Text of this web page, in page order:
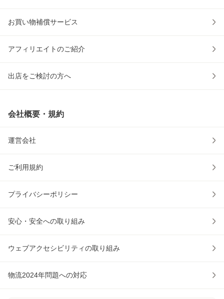
お買い物補償サービス
アフィリエイトのご紹介
出店をご検討の方へ
会社概要・規約
運営会社
ご利用規約
プライバシーポリシー
安心・安全への取り組み
ウェブアクセシビリティの取り組み
物流2024年問題への対応